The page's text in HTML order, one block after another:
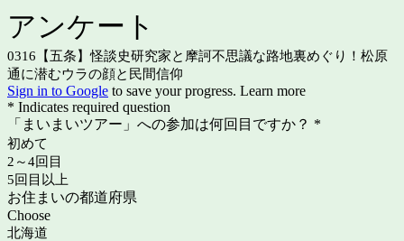
アンケート
0316【五条】怪談史研究家と摩訶不思議な路地裏めぐり！松原
通に潜むウラの顔と民間信仰
Sign in to Google to save your progress. Learn more
* Indicates required question
「まいまいツアー」への参加は何回目ですか？ *
初めて
2～4回目
5回目以上
お住まいの都道府県
Choose
北海道